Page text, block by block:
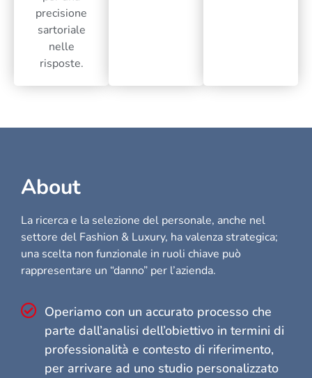
precisione
sartoriale
nelle
risposte.
About
La ricerca e la selezione del personale, anche nel
settore del Fashion & Luxury, ha valenza strategica;
una scelta non funzionale in ruoli chiave può
rappresentare un “danno” per l’azienda.
Operiamo con un accurato processo che
parte dall’analisi dell’obiettivo in termini di
professionalità e contesto di riferimento,
per arrivare ad uno studio personalizzato